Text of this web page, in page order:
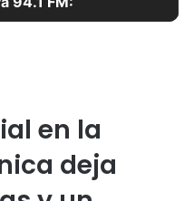
en la
deja